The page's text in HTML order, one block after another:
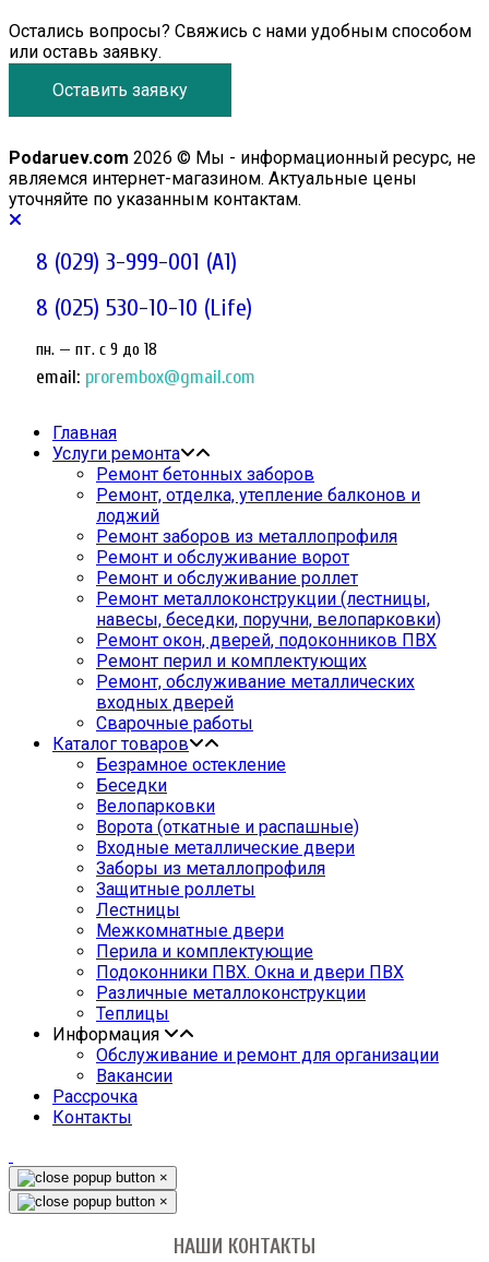
Остались вопросы? Свяжись с нами удобным способом
или оставь заявку.
Оставить заявку
Podaruev.com 2026 © Мы - информационный ресурс, не
являемся интернет-магазином. Актуальные цены
уточняйте по указанным контактам.
8 (029) 3-999-001 (A1)
8 (025) 530-10-10 (Life)
пн. — пт. c 9 до 18
email: prorembox@gmail.com
Главная
Услуги ремонта
Ремонт бетонных заборов
Ремонт, отделка, утепление балконов и
лоджий
Ремонт заборов из металлопрофиля
Ремонт и обслуживание ворот
Ремонт и обслуживание роллет
Ремонт металлоконструкции (лестницы,
навесы, беседки, поручни, велопарковки)
Ремонт окон, дверей, подоконников ПВХ
Ремонт перил и комплектующих
Ремонт, обслуживание металлических
входных дверей
Сварочные работы
Каталог товаров
Безрамное остекление
Беседки
Велопарковки
Ворота (откатные и распашные)
Входные металлические двери
Заборы из металлопрофиля
Защитные роллеты
Лестницы
Межкомнатные двери
Перила и комплектующие
Подоконники ПВХ. Окна и двери ПВХ
Различные металлоконструкции
Теплицы
Информация
Обслуживание и ремонт для организации
Вакансии
Рассрочка
Контакты
×
×
НАШИ КОНТАКТЫ